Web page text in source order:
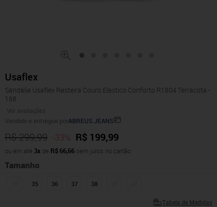
Usaflex
Sandália Usaflex Rasteira Couro Elastico Conforto R1804 Terracota -
168
Ver avaliações
Vendido e entregue porABREUS JEANS
R$ 299,99 -33% R$ 199,99
ou em até 3x de R$ 66,66 sem juros no cartão
Tamanho
35 36 37 38
Tabela de Medidas